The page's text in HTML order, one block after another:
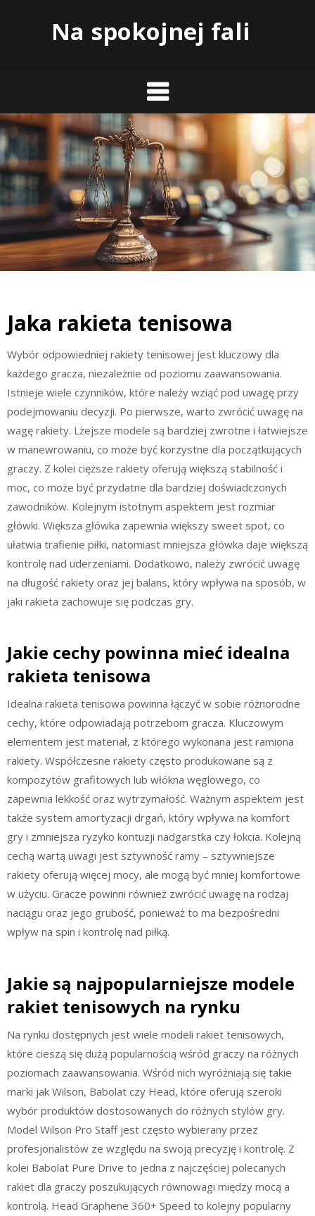
Na spokojnej fali
Jaka rakieta tenisowa
Wybór odpowiedniej rakiety tenisowej jest kluczowy dla
każdego gracza, niezależnie od poziomu zaawansowania.
Istnieje wiele czynników, które należy wziąć pod uwagę przy
podejmowaniu decyzji. Po pierwsze, warto zwrócić uwagę na
wagę rakiety. Lżejsze modele są bardziej zwrotne i łatwiejsze
w manewrowaniu, co może być korzystne dla początkujących
graczy. Z kolei cięższe rakiety oferują większą stabilność i
moc, co może być przydatne dla bardziej doświadczonych
zawodników. Kolejnym istotnym aspektem jest rozmiar
główki. Większa główka zapewnia większy sweet spot, co
ułatwia trafienie piłki, natomiast mniejsza główka daje większą
kontrolę nad uderzeniami. Dodatkowo, należy zwrócić uwagę
na długość rakiety oraz jej balans, który wpływa na sposób, w
jaki rakieta zachowuje się podczas gry.
Jakie cechy powinna mieć idealna
rakieta tenisowa
Idealna rakieta tenisowa powinna łączyć w sobie różnorodne
cechy, które odpowiadają potrzebom gracza. Kluczowym
elementem jest materiał, z którego wykonana jest ramiona
rakiety. Współczesne rakiety często produkowane są z
kompozytów grafitowych lub włókna węglowego, co
zapewnia lekkość oraz wytrzymałość. Ważnym aspektem jest
także system amortyzacji drgań, który wpływa na komfort
gry i zmniejsza ryzyko kontuzji nadgarstka czy łokcia. Kolejną
cechą wartą uwagi jest sztywność ramy – sztywniejsze
rakiety oferują więcej mocy, ale mogą być mniej komfortowe
w użyciu. Gracze powinni również zwrócić uwagę na rodzaj
naciągu oraz jego grubość, ponieważ to ma bezpośredni
wpływ na spin i kontrolę nad piłką.
Jakie są najpopularniejsze modele
rakiet tenisowych na rynku
Na rynku dostępnych jest wiele modeli rakiet tenisowych,
które cieszą się dużą popularnością wśród graczy na różnych
poziomach zaawansowania. Wśród nich wyróżniają się takie
marki jak Wilson, Babolat czy Head, które oferują szeroki
wybór produktów dostosowanych do różnych stylów gry.
Model Wilson Pro Staff jest często wybierany przez
profesjonalistów ze względu na swoją precyzję i kontrolę. Z
kolei Babolat Pure Drive to jedna z najczęściej polecanych
rakiet dla graczy poszukujących równowagi między mocą a
kontrolą. Head Graphene 360+ Speed to kolejny popularny